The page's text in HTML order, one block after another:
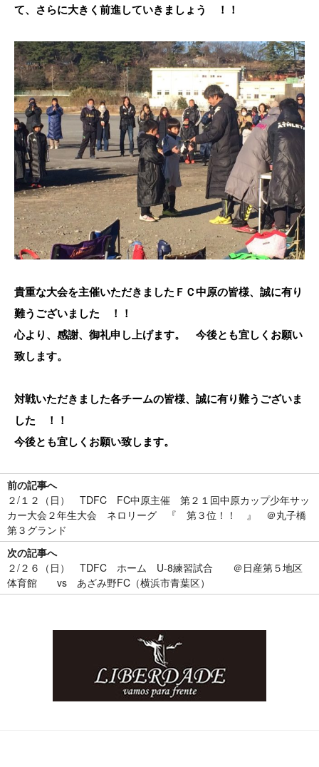
て、さらに大きく前進していきましょう ！！
貴重な大会を主催いただきましたＦＣ中原の皆様、誠に有り
難うございました ！！
心より、感謝、御礼申し上げます。 今後とも宜しくお願い
致します。
対戦いただきました各チームの皆様、誠に有り難うございま
した ！！
今後とも宜しくお願い致します。
前の記事へ
２/１２（日） TDFC FC中原主催 第２１回中原カップ少年サッ
カー大会２年生大会 ネロリーグ 『 第３位！！ 』 ＠丸子橋
第３グランド
次の記事へ
２/２６（日） TDFC ホーム U-8練習試合 ＠日産第５地区
体育館 vs あざみ野FC（横浜市青葉区）